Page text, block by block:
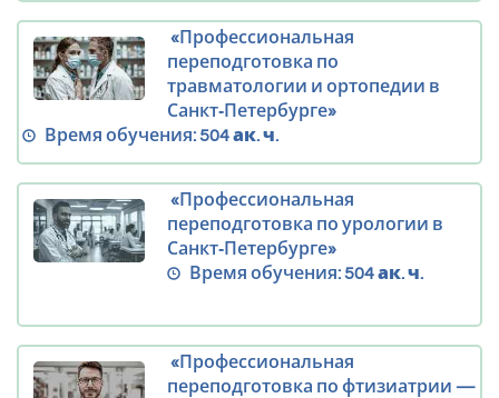
«Профессиональная
переподготовка по
травматологии и ортопедии в
Санкт‑Петербурге»
Время обучения:504 ак. ч.
«Профессиональная
переподготовка по урологии в
Санкт‑Петербурге»
Время обучения:504 ак. ч.
«Профессиональная
переподготовка по фтизиатрии —